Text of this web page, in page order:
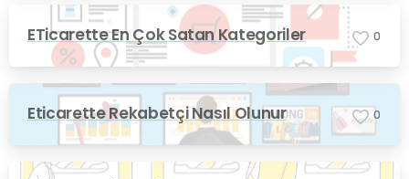
ETicarette En Çok Satan Kategoriler 0
Eticarette Rekabetçi Nasıl Olunur 0